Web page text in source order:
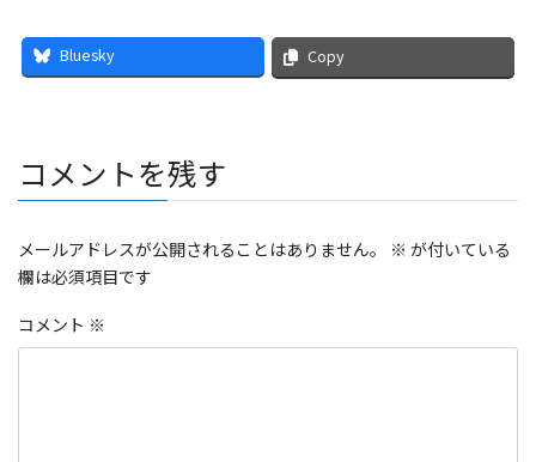
Bluesky Copy
コメントを残す
メールアドレスが公開されることはありません。 ※ が付いている
欄は必須項目です
コメント ※